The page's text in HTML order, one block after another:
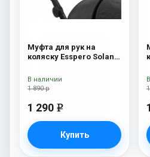
Муфта для рук на
коляску Esspero Solana
Deep Ocean
1 890 р
1 290 e
Купить
В наличии